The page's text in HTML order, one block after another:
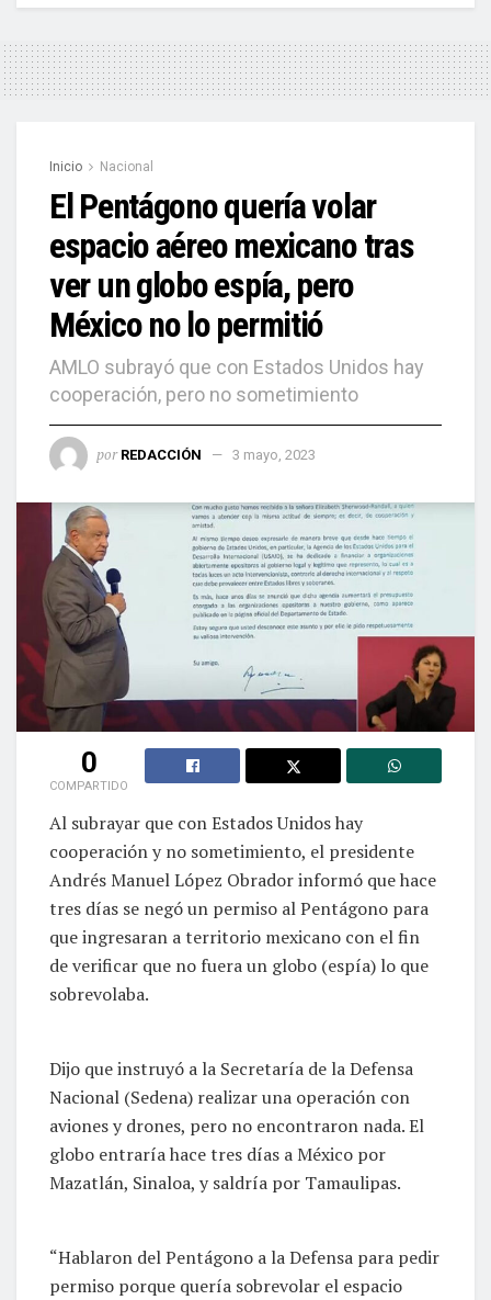
Inicio Nacional
El Pentágono quería volar
espacio aéreo mexicano tras
ver un globo espía, pero
México no lo permitió
AMLO subrayó que con Estados Unidos hay
cooperación, pero no sometimiento
por REDACCIÓN 3 mayo, 2023
0
COMPARTIDO
Al subrayar que con Estados Unidos hay
cooperación y no sometimiento, el presidente
Andrés Manuel López Obrador informó que hace
tres días se negó un permiso al Pentágono para
que ingresaran a territorio mexicano con el fin
de verificar que no fuera un globo (espía) lo que
sobrevolaba.
Dijo que instruyó a la Secretaría de la Defensa
Nacional (Sedena) realizar una operación con
aviones y drones, pero no encontraron nada. El
globo entraría hace tres días a México por
Mazatlán, Sinaloa, y saldría por Tamaulipas.
“Hablaron del Pentágono a la Defensa para pedir
permiso porque quería sobrevolar el espacio